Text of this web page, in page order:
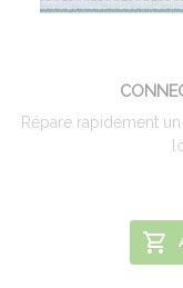
Répare rapidement